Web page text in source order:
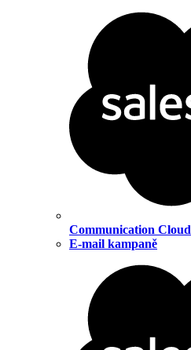
Communication Cloud
E-mail kampaně